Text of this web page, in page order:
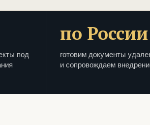
под
по России
готовим документы
и сопровождаем